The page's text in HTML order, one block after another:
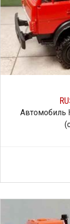
Автомобиль